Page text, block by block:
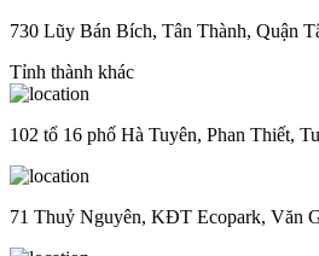
730 Lũy Bán Bích, Tân Thành, Quận
Tỉnh thành khác
102 tổ 16 phố Hà Tuyên, Phan Thiết,
71 Thuỷ Nguyên, KĐT Ecopark, Văn